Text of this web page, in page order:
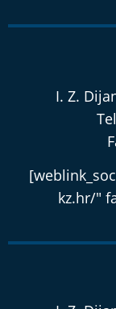
I. Z.
kz.hr/"